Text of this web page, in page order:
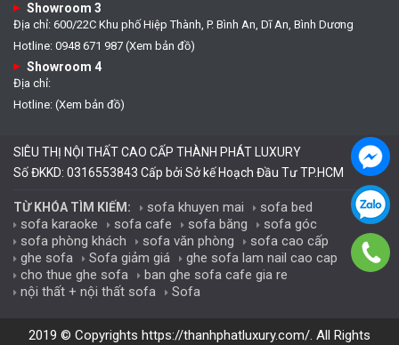
Showroom 3
Địa chỉ: 600/22C Khu phố Hiệp Thành, P. Bình An, Dĩ An, Bình Dương
Hotline: 0948 671 987 (Xem bản đồ)
Showroom 4
Địa chỉ:
Hotline: (Xem bản đồ)
SIÊU THỊ NỘI THẤT CAO CẤP THÀNH PHÁT LUXURY
Số ĐKKD: 0316553843 Cấp bởi Sở kế Hoạch Đầu Tư TP.HCM
TỪ KHÓA TÌM KIẾM: sofa khuyen mai
sofa bed
sofa karaoke
sofa cafe sofa băng
sofa góc
sofa phòng khách
sofa văn phòng
sofa cao cấp
ghe sofa
Sofa giảm giá
ghe sofa lam nail cao cap
cho thue ghe sofa
ban ghe sofa cafe gia re
nội thất + nội thất sofa
Sofa
2019 © Copyrights https://thanhphatluxury.com/. All Rights